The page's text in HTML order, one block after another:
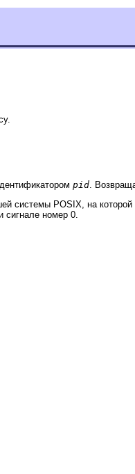
pid .
системы POSIX, на
сигнале номер 0.